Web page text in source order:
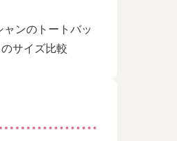
ャンのトートバッ
サイズ比較